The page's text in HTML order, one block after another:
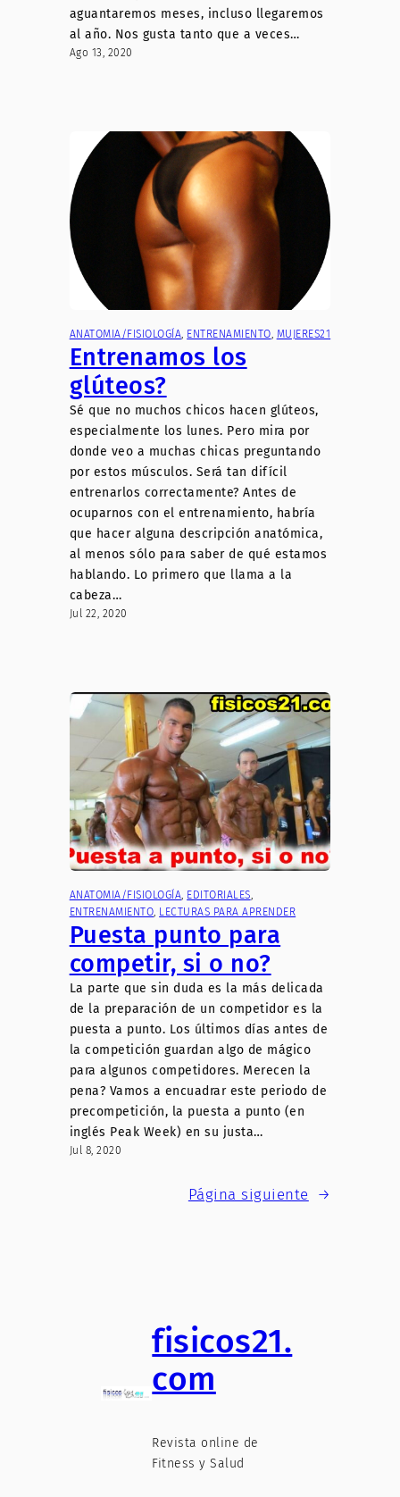
aguantaremos meses, incluso llegaremos
al año. Nos gusta tanto que a veces…
Ago 13, 2020
ANATOMIA/FISIOLOGÍA ENTRENAMIENTO MUJERES21
Entrenamos los
glúteos?
Sé que no muchos chicos hacen glúteos,
especialmente los lunes. Pero mira por
donde veo a muchas chicas preguntando
por estos músculos. Será tan difícil
entrenarlos correctamente? Antes de
ocuparnos con el entrenamiento, habría
que hacer alguna descripción anatómica,
al menos sólo para saber de qué estamos
hablando. Lo primero que llama a la
cabeza…
Jul 22, 2020
ANATOMIA/FISIOLOGÍA EDITORIALES
ENTRENAMIENTO LECTURAS PARA APRENDER
Puesta punto para
competir, si o no?
La parte que sin duda es la más delicada
de la preparación de un competidor es la
puesta a punto. Los últimos días antes de
la competición guardan algo de mágico
para algunos competidores. Merecen la
pena? Vamos a encuadrar este periodo de
precompetición, la puesta a punto (en
inglés Peak Week) en su justa…
Jul 8, 2020
Página siguiente →
fisicos21.
com
Revista online de
Fitness y Salud